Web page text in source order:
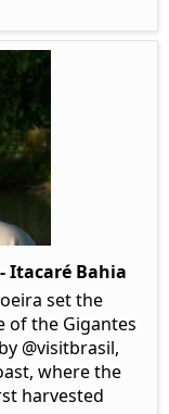
Itacaré Bahia
set the
of the Gigantes
@visitbrasil,
where the
harvested